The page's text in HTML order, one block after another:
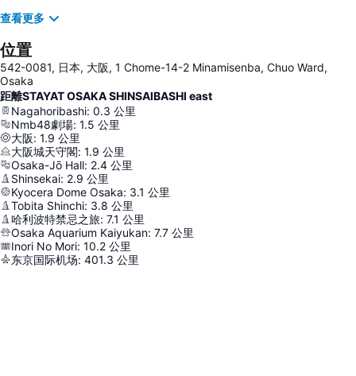
查看更多
位置
542-0081, 日本, 大阪, 1 Chome-14-2 Minamisenba, Chuo Ward,
Osaka
距離STAYAT OSAKA SHINSAIBASHI east
Nagahoribashi: 0.3 公里
Nmb48劇場: 1.5 公里
大阪: 1.9 公里
大阪城天守閣: 1.9 公里
Osaka-Jō Hall: 2.4 公里
Shinsekai: 2.9 公里
Kyocera Dome Osaka: 3.1 公里
Tobita Shinchi: 3.8 公里
哈利波特禁忌之旅: 7.1 公里
Osaka Aquarium Kaiyukan: 7.7 公里
Inori No Mori: 10.2 公里
东京国际机场: 401.3 公里